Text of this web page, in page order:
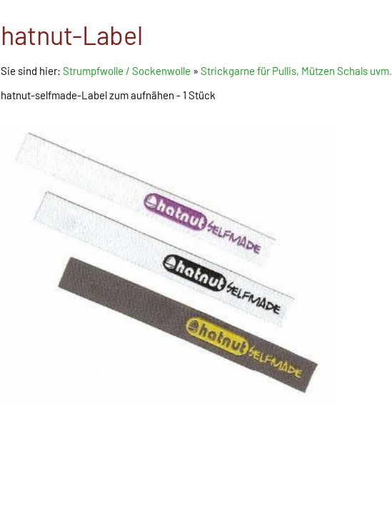
hatnut-Label
Sie sind hier: Strumpfwolle / Sockenwolle » Strickgarne für Pullis, Mützen Schals uvm.
hatnut-selfmade-Label zum aufnähen - 1 Stück